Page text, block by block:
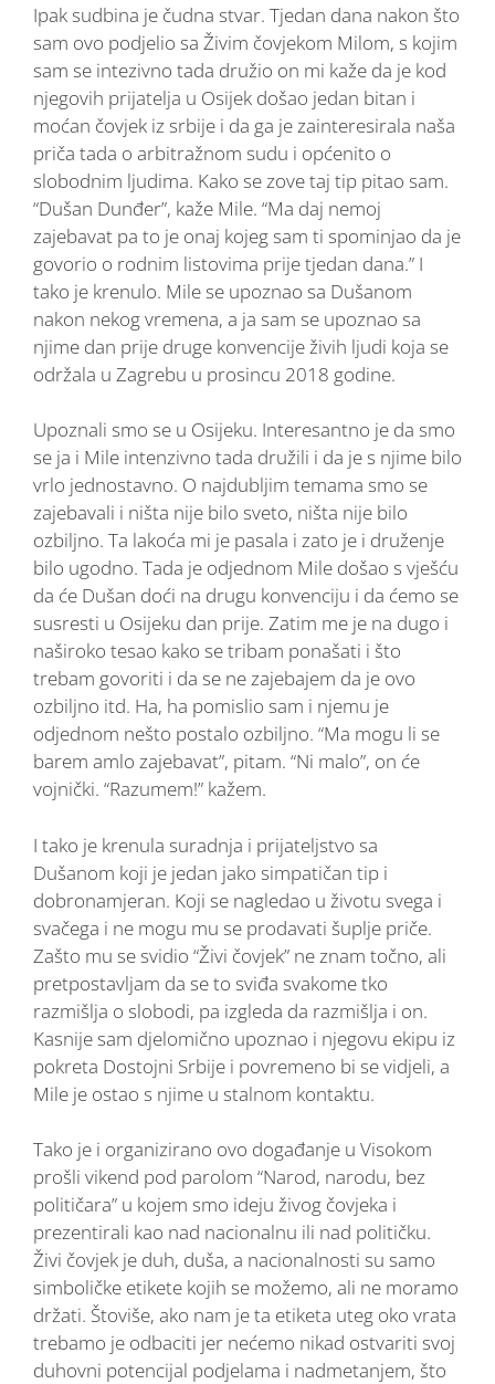
Ipak sudbina je čudna stvar. Tjedan dana nakon što
sam ovo podjelio sa Živim čovjekom Milom, s kojim
sam se intezivno tada družio on mi kaže da je kod
njegovih prijatelja u Osijek došao jedan bitan i
moćan čovjek iz srbije i da ga je zainteresirala naša
priča tada o arbitražnom sudu i općenito o
slobodnim ljudima. Kako se zove taj tip pitao sam.
“Dušan Dunđer”, kaže Mile. “Ma daj nemoj
zajebavat pa to je onaj kojeg sam ti spominjao da je
govorio o rodnim listovima prije tjedan dana.” I
tako je krenulo. Mile se upoznao sa Dušanom
nakon nekog vremena, a ja sam se upoznao sa
njime dan prije druge konvencije živih ljudi koja se
održala u Zagrebu u prosincu 2018 godine.
Upoznali smo se u Osijeku. Interesantno je da smo
se ja i Mile intenzivno tada družili i da je s njime bilo
vrlo jednostavno. O najdubljim temama smo se
zajebavali i ništa nije bilo sveto, ništa nije bilo
ozbiljno. Ta lakoća mi je pasala i zato je i druženje
bilo ugodno. Tada je odjednom Mile došao s vješću
da će Dušan doći na drugu konvenciju i da ćemo se
susresti u Osijeku dan prije. Zatim me je na dugo i
naširoko tesao kako se tribam ponašati i što
trebam govoriti i da se ne zajebajem da je ovo
ozbiljno itd. Ha, ha pomislio sam i njemu je
odjednom nešto postalo ozbiljno. “Ma mogu li se
barem amlo zajebavat”, pitam. “Ni malo”, on će
vojnički. “Razumem!” kažem.
I tako je krenula suradnja i prijateljstvo sa
Dušanom koji je jedan jako simpatičan tip i
dobronamjeran. Koji se nagledao u životu svega i
svačega i ne mogu mu se prodavati šuplje priče.
Zašto mu se svidio “Živi čovjek” ne znam točno, ali
pretpostavljam da se to sviđa svakome tko
razmišlja o slobodi, pa izgleda da razmišlja i on.
Kasnije sam djelomično upoznao i njegovu ekipu iz
pokreta Dostojni Srbije i povremeno bi se vidjeli, a
Mile je ostao s njime u stalnom kontaktu.
Tako je i organizirano ovo događanje u Visokom
prošli vikend pod parolom “Narod, narodu, bez
političara” u kojem smo ideju živog čovjeka i
prezentirali kao nad nacionalnu ili nad političku.
Živi čovjek je duh, duša, a nacionalnosti su samo
simboličke etikete kojih se možemo, ali ne moramo
držati. Štoviše, ako nam je ta etiketa uteg oko vrata
trebamo je odbaciti jer nećemo nikad ostvariti svoj
duhovni potencijal podjelama i nadmetanjem, što